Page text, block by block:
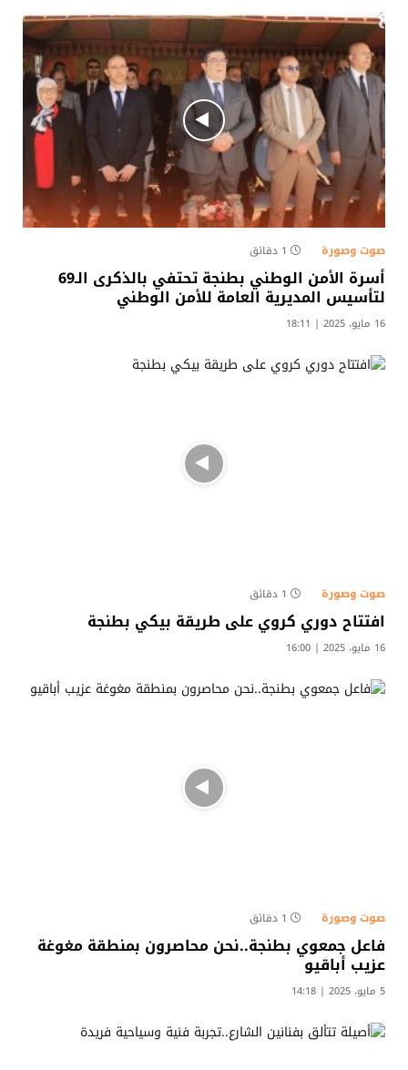
صوت وصورة 1 دقائق
أسرة الأمن الوطني بطنجة تحتفي بالذكرى الـ69
لتأسيس المديرية العامة للأمن الوطني
16 مايو، 2025 | 18:11
صوت وصورة 1 دقائق
افتتاح دوري كروي على طريقة بيكي بطنجة
16 مايو، 2025 | 16:00
صوت وصورة 1 دقائق
فاعل جمعوي بطنجة..نحن محاصرون بمنطقة مغوغة
عزيب أباقيو
5 مايو، 2025 | 14:18